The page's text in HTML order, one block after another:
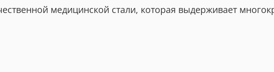
медицинской стали, которая выдерживает